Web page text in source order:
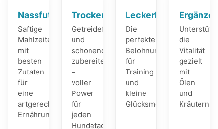
Nassfutter
Saftige
Mahlzeiten
mit
besten
Zutaten
für
eine
artgerechte
Ernährung.
Trockenfutter
Getreidefrei
und
schonend
zubereitet
–
voller
Power
für
jeden
Hundetag.
Leckerli
Die
perfekte
Belohnung
für
Training
und
kleine
Glücksmomente.
Ergänzer
die
Vitalität
gezielt
mit
Ölen
und
Kräutern.